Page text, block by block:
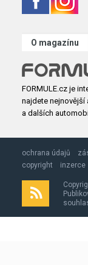
O magazínu
FORMULE.cz je
najdete nejnovější
a dalších
ochrana údajů
copyright
inzerce